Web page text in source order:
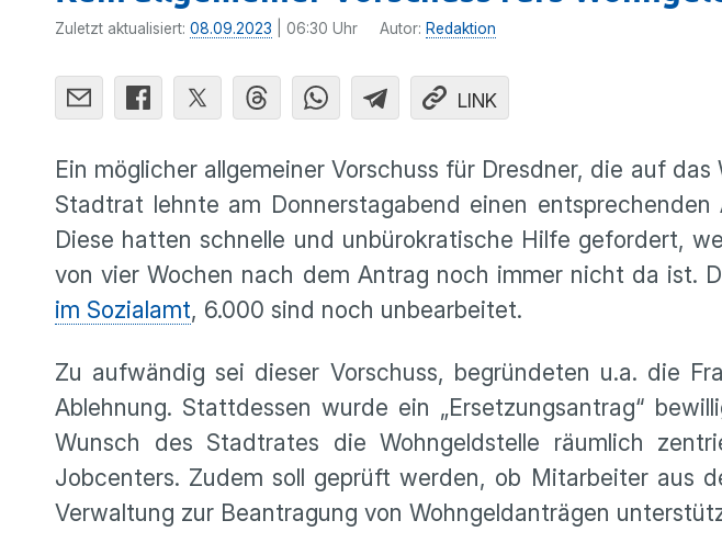
Zuletzt aktualisiert: 08.09.2023 | 06:30 Uhr Autor: Redaktion
LINK
Ein möglicher allgemeiner Vorschuss für Dresdner, die auf
Stadtrat lehnte am Donnerstagabend einen
Diese hatten schnelle und unbürokratische Hilfe gefordert,
von vier Wochen nach dem Antrag noch immer nicht da ist.
im Sozialamt, 6.000 sind noch unbearbeitet.
Zu aufwändig sei dieser Vorschuss, begründeten u.a. die
Ablehnung. Stattdessen wurde ein „Ersetzungsantrag“
Wunsch des Stadtrates die Wohngeldstelle räumlich
Jobcenters. Zudem soll geprüft werden, ob Mitarbeiter aus
Verwaltung zur Beantragung von Wohngeldanträgen